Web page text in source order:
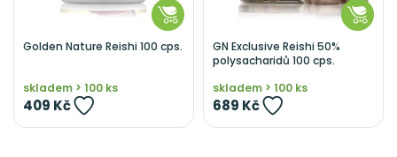
Golden Nature Reishi 100 cps.
skladem > 100 ks
409 Kč
GN Exclusive Reishi 50%
polysacharidů 100 cps.
skladem > 100 ks
689 Kč